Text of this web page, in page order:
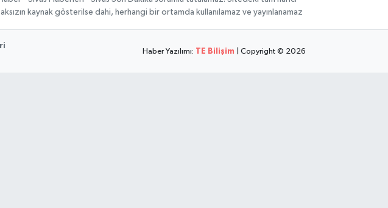
kaynak gösterilse dahi, herhangi bir ortamda kullanılamaz ve yayınlanamaz
Haber Yazılımı: TE Bilişim | Copyright © 2026